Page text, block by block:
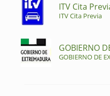
ITV Cita
ITV Cita Previa
GOBIERNO
GOBIERNO DE